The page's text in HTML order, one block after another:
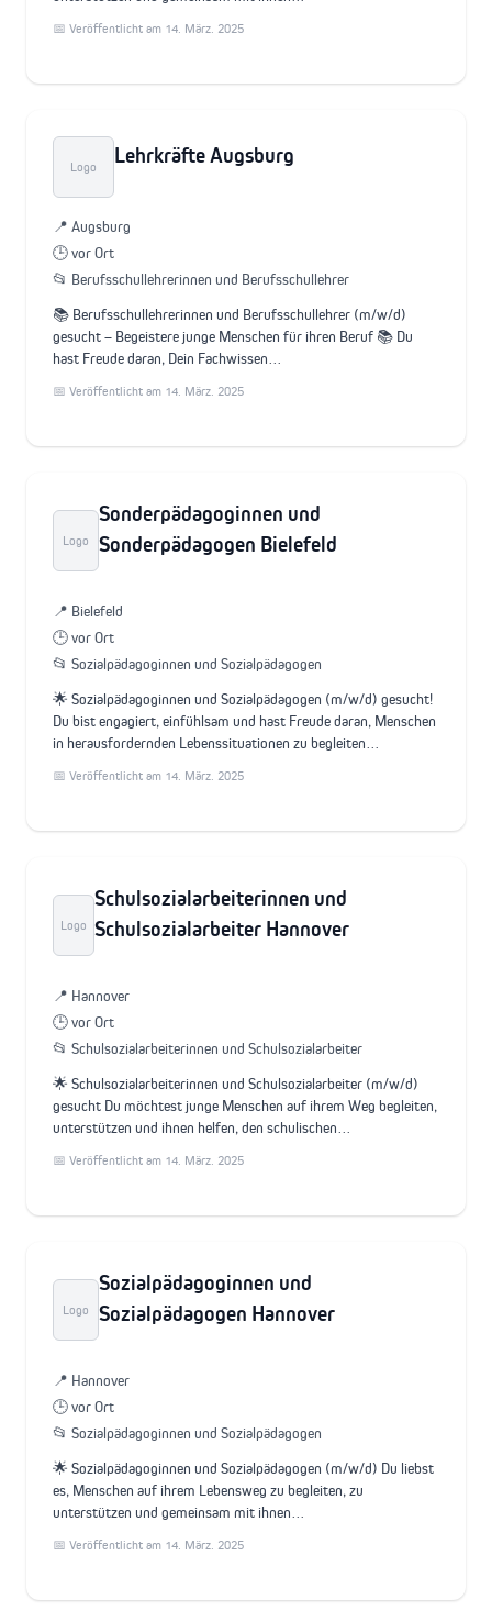
📅 Veröffentlicht am 14. März. 2025
Logo Lehrkräfte Augsburg
📍 Augsburg
🕒 vor Ort
📂 Berufsschullehrerinnen und Berufsschullehrer
📚 Berufsschullehrerinnen und Berufsschullehrer (m/w/d)
gesucht – Begeistere junge Menschen für ihren Beruf 📚 Du
hast Freude daran, Dein Fachwissen…
📅 Veröffentlicht am 14. März. 2025
Logo
Sonderpädagoginnen und
Sonderpädagogen Bielefeld
📍 Bielefeld
🕒 vor Ort
📂 Sozialpädagoginnen und Sozialpädagogen
🌟 Sozialpädagoginnen und Sozialpädagogen (m/w/d) gesucht!
Du bist engagiert, einfühlsam und hast Freude daran, Menschen
in herausfordernden Lebenssituationen zu begleiten…
📅 Veröffentlicht am 14. März. 2025
Logo
Schulsozialarbeiterinnen und
Schulsozialarbeiter Hannover
📍 Hannover
🕒 vor Ort
📂 Schulsozialarbeiterinnen und Schulsozialarbeiter
🌟 Schulsozialarbeiterinnen und Schulsozialarbeiter (m/w/d)
gesucht Du möchtest junge Menschen auf ihrem Weg begleiten,
unterstützen und ihnen helfen, den schulischen…
📅 Veröffentlicht am 14. März. 2025
Logo
Sozialpädagoginnen und
Sozialpädagogen Hannover
📍 Hannover
🕒 vor Ort
📂 Sozialpädagoginnen und Sozialpädagogen
🌟 Sozialpädagoginnen und Sozialpädagogen (m/w/d) Du liebst
es, Menschen auf ihrem Lebensweg zu begleiten, zu
unterstützen und gemeinsam mit ihnen…
📅 Veröffentlicht am 14. März. 2025